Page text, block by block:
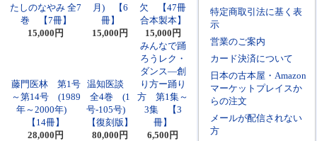
特定商取引法に基く表
示
営業のご案内
カード決済について
日本の古本屋・Amazon
マーケットプレイスか
らの注文
メールが配信されない
方
たしのなやみ 全7
巻 【7冊】
15,000円
月) 【6
冊】
15,000円
欠 【47冊
合本製本】
15,000円
藤門医林 第1号
～第14号 (1989
年～2000年)
【14冊】
28,000円
温知医談
全4巻 (1
号-105号)
【復刻版】
80,000円
みんなで踊
ろうレク・
ダンス―創
り方ー踊り
方 第1集～
3集 【3
冊】
6,500円